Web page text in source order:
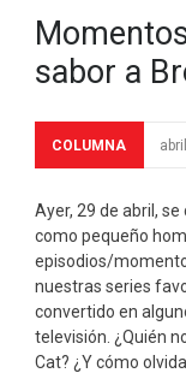
sabor a
COLUMNA
Ayer, 29 de abril,
como pequeño
episodios/
nuestras series
convertido en
televisión. ¿Quién
Cat? ¿Y cómo